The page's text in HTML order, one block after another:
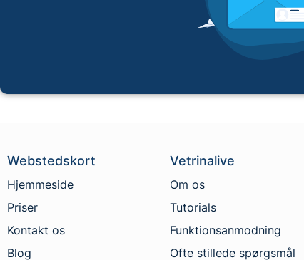
Webstedskort
Hjemmeside
Priser
Kontakt os
Blog
Vetrinalive
Om os
Tutorials
Funktionsanmodning
Ofte stillede spørgsmål